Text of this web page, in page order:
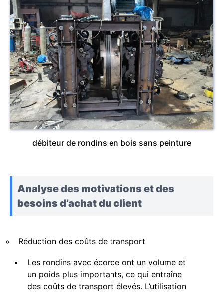
débiteur de rondins en bois sans peinture
Analyse des motivations et des
besoins d’achat du client
Réduction des coûts de transport
Les rondins avec écorce ont un volume et
un poids plus importants, ce qui entraîne
des coûts de transport élevés. L’utilisation